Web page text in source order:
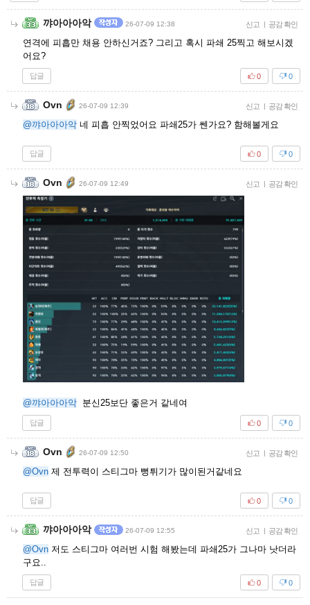
꺄아아아악 26-07-09 12:38 신고 | 공감 확인
연격에 피흡만 채용 안하신거죠? 그리고 혹시 파쇄 25찍고 해보시겠
어요?
답글 0
0
Ovn 26-07-09 12:39 신고 | 공감 확인
@꺄아아아악 네 피흡 안찍었어요 파쇄25가 쎈가요? 함해볼게요
답글 0
0
Ovn 26-07-09 12:49 신고 | 공감 확인
@꺄아아아악 분신25보단 좋은거 같네여
답글 0
0
Ovn 26-07-09 12:50 신고 공감 확인
@Ovn 제 전투력이 스티그마 뻥튀기가 많이된거같네요
답글 0
0
꺄아아아악 26-07-09 12:55 신고 공감 확인
@Ovn 저도 스티그마 여러번 시험 해봤는데 파쇄25가 그나마 낫더라
구요..
답글 0
0